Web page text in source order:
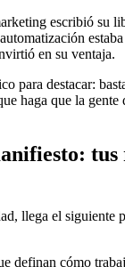
escribió su
en su ventaja.
para destacar:
haga que la gente
tus
llega el siguiente
definan cómo